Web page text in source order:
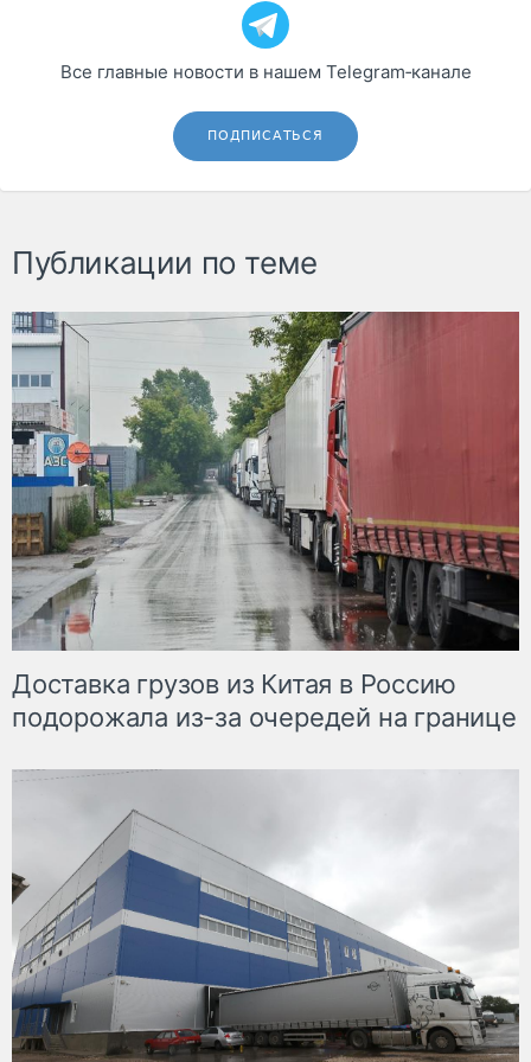
Все главные новости в нашем Telegram‑канале
ПОДПИСАТЬСЯ
Публикации по теме
Доставка грузов из Китая в Россию
подорожала из-за очередей на границе